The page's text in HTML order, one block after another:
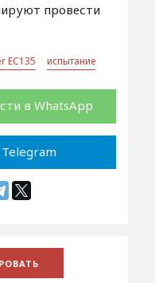
провести
EC135 испытание
в WhatsApp